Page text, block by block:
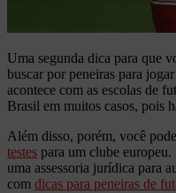
Uma segunda dica para que
buscar por peneiras para
acontece com as escolas de
Brasil em muitos casos, pois
Além disso, porém, você
testes para um clube europeu.
uma assessoria jurídica para
com dicas para peneiras de